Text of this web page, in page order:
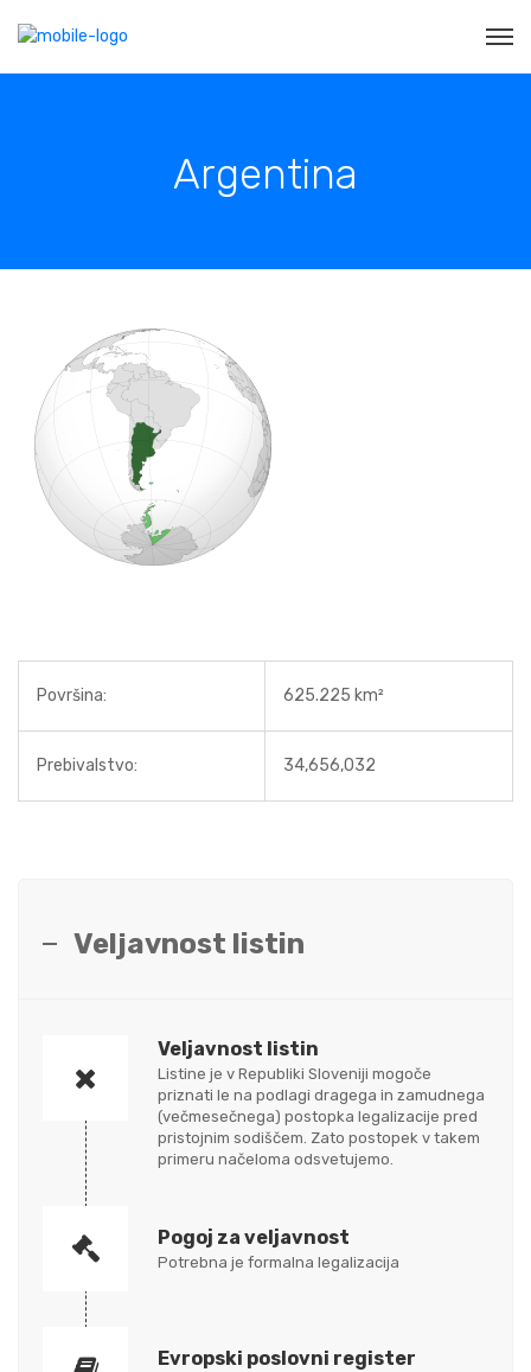
Argentina
Površina: 625.225 km²
Prebivalstvo: 34,656,032
Veljavnost listin
Veljavnost listin
Listine je v Republiki Sloveniji mogoče
priznati le na podlagi dragega in zamudnega
(večmesečnega) postopka legalizacije pred
pristojnim sodiščem. Zato postopek v takem
primeru načeloma odsvetujemo.
Pogoj za veljavnost
Potrebna je formalna legalizacija
Evropski poslovni register